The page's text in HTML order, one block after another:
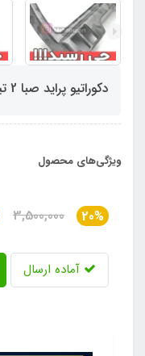
دکوراتیو پراید صبا 2 تیکه طرح چریکی
ویژگی‌های محصول
20%
3,500,000
آماده ارسال